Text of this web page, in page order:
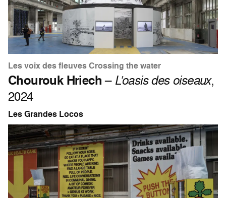
Les voix des fleuves Crossing the water
Chourouk Hriech– L’oasis des oiseaux,
2024
Les Grandes Locos